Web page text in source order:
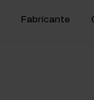
Fabricante